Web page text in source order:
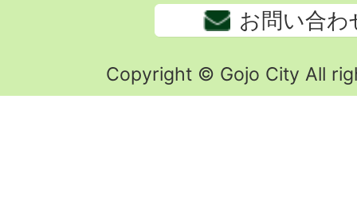
お問い合わ
Copyright © Gojo City All